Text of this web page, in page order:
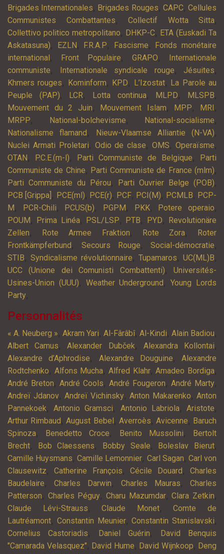
Brigades Internationales, Brigades Rouges, CAPC,Cellules
Communistes Combattantes, Collectif Wotta Sitta,
Collettivo politico metropolitano, DHKP-C, ETA (Euskadi Ta
Askatasuna), EZLN , F.R.A.P, Fascisme,
Fonds monétaire
international , Front Populaire, GRAPO,
Internationale
communiste, Internationale syndicale rouge, Jésuites,
Khmers rouges, Kominform, KPD, L’Izostat, La Parole au
Peuple (PAP), LCR, Lotta continua, MLPD, MLSPB,
Mouvement du 2 Juin, Mouvement Islam, MPP, MRI ,
MRPP, National-bolchevisme, National-socialisme,
Nationalisme flamand , Nieuw-Vlaamse Alliantie (N-VA),
Nuclei Armati Proletari, Odio de clase,OMS,Operaïsme,
OTAN , P.C.E.(m-l), Parti Communiste de Belgique,
Parti
Communiste de Chine, Parti Communiste de France (mlm),
Parti Communiste du Pérou, Parti Ouvrier Belge (POB),
PCB [Grippa] , PCE(ml), PCE(r), PCF, PCI(M), PCMLB, PCP-
M , PCR-Chili, PCUS(b), PGPM , PKK, Potere operaio,
POUM , Prima Linéa, PSL/LSP, PTB, PYD,
Revolutionäre
Zellen, Rote Armee Fraktion, Rote Zora,
Roter
Frontkämpferbund , Secours Rouge, Social-démocratie,
STIB, Syndicalisme révolutionnaire, Tupamaros, UC(ML)B,
UCC (Unione dei Comunisti Combattenti),Universités-
Usines-Union (UUU), Weather Underground ,Young Lords
Party,
Personnalités
« A. Neuberg », Akram Yari, Al-Fârâbî, Al-Kindi, Alain Badiou,
Albert Camus,Alexander Dubček, Alexandra Kollontai,
Alexandre d’Aphrodise, Alexandre Douguine, Alexandre
Rodtchenko, Alfons Mucha,Alfred Klahr,Amadeo Bordiga,
André Breton, André Cools, André Fougeron, André Marty,
Andreï Jdanov, Andreï Vichinsky, Anton Makarenko, Anton
Pannekoek,Antonio Gramsci, Antonio Labriola,Aristote,
Arthur Rimbaud ,August Bebel , Averroès, Avicenne, Baruch
Spinoza, Benedetto Croce, Benito Mussolini,
Bertolt
Brecht, Bob Claessens, Bobby Seale, Boleslav Bierut,
Camille Huysmans,Camille Lemonnier, Carl Sagan, Carl von
Clausewitz,Catherine François,Cécile Douard ,Charles
Baudelaire, Charles Darwin, Charles Mauras, Charles
Patterson, Charles Péguy,Charu Mazumdar,Clara Zetkin,
Claude Lévi-Strauss,Claude Monet,Comte de
Lautréamont, Constantin Meunier,Constantin Stanislavski,
Cornelius Castoriadis, Daniel Guérin,
David Benquis
"Camarada Velasquez", David Hume, David Wijnkoop, Deng